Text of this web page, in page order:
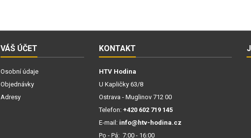
VÁŠ ÚČET
Osobní údaje
Objednávky
Adresy
KONTAKT
HTV Hodina
U Kapličky 63/8
Ostrava - Muglinov 712 00
Telefon: +420 602 719 145
E-mail: info@htv-hodina.cz
Po - Pá: 7:00 - 16:00